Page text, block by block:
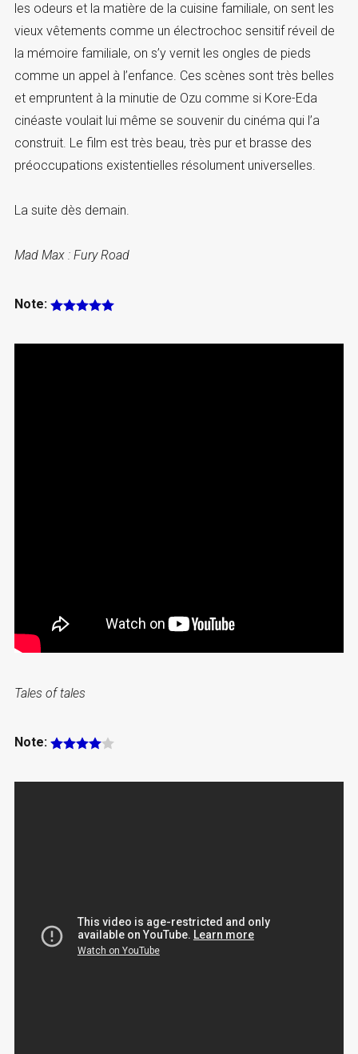
les odeurs et la matière de la cuisine familiale, on sent les
vieux vêtements comme un électrochoc sensitif réveil de
la mémoire familiale, on s’y vernit les ongles de pieds
comme un appel à l’enfance. Ces scènes sont très belles
et empruntent à la minutie de Ozu comme si Kore-Eda
cinéaste voulait lui même se souvenir du cinéma qui l’a
construit. Le film est très beau, très pur et brasse des
préoccupations existentielles résolument universelles.
La suite dès demain.
Mad Max : Fury Road
Note:
Tales of tales
Note: